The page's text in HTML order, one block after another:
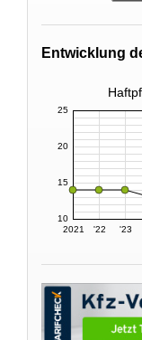
Entwicklung
2021 '22 '23
10
15
20
25